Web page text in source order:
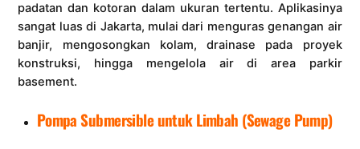
padatan dan kotoran dalam ukuran tertentu. Aplikasinya
sangat luas di Jakarta, mulai dari menguras genangan air
banjir, mengosongkan kolam, drainase pada proyek
konstruksi, hingga mengelola air di area parkir
basement.
Pompa Submersible untuk Limbah (Sewage Pump)